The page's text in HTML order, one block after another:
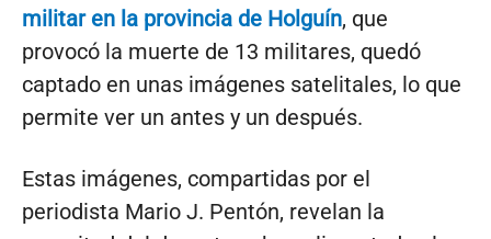
militar en la provincia de Holguín, que
provocó la muerte de 13 militares, quedó
captado en unas imágenes satelitales, lo que
permite ver un antes y un después.
Estas imágenes, compartidas por el
periodista Mario J. Pentón, revelan la